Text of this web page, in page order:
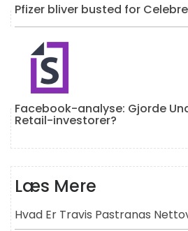
Pfizer bliver busted for
Facebook-analyse: Gjorde
Retail-investorer?
Læs Mere
Hvad Er Travis Pastranas